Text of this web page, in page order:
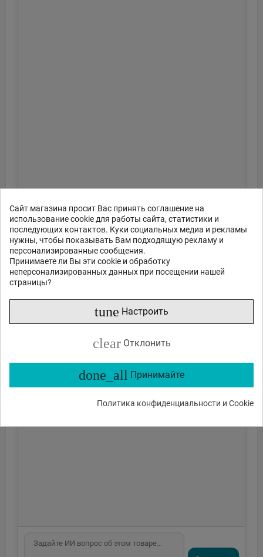
Сайт магазина просит Вас принять соглашение на
использование cookie для работы сайта, статистики и
последующих контактов. Куки социальных медиа и рекламы
нужны, чтобы показывать Вам подходящую рекламу и
персонализированные сообщения.
Принимаете ли Вы эти cookie и обработку
неперсонализированных данных при посещении нашей
страницы?
tune Настроить
clear Отклонить
done_all Принимайте
Политика конфиденциальности и Cookie